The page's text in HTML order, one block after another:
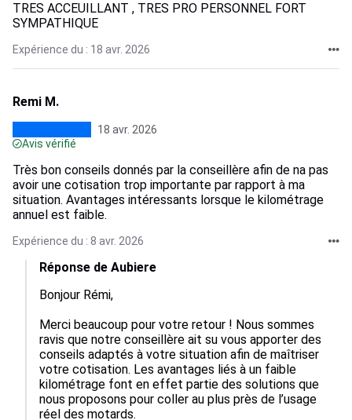
TRES ACCEUILLANT , TRES PRO PERSONNEL FORT
SYMPATHIQUE
Expérience du : 18 avr. 2026
Remi M.
18 avr. 2026
Avis vérifié
Très bon conseils donnés par la conseillère afin de na pas
avoir une cotisation trop importante par rapport à ma
situation. Avantages intéressants lorsque le kilométrage
annuel est faible.
Expérience du : 8 avr. 2026
Réponse de Aubiere
Bonjour Rémi,
Merci beaucoup pour votre retour ! Nous sommes
ravis que notre conseillère ait su vous apporter des
conseils adaptés à votre situation afin de maîtriser
votre cotisation. Les avantages liés à un faible
kilométrage font en effet partie des solutions que
nous proposons pour coller au plus près de l’usage
réel des motards.